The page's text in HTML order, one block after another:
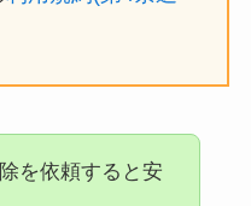
を依頼すると安